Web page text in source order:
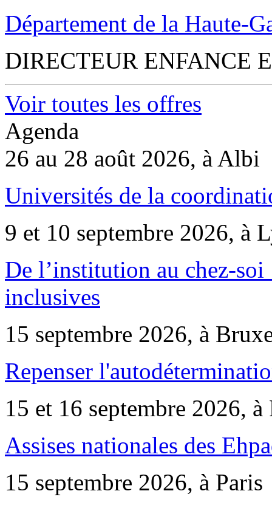
Département de la Haute-
DIRECTEUR ENFANCE
Voir toutes les offres
Agenda
26 au 28 août 2026, à Albi
Universités de la
9 et 10 septembre 2026, à
De l’institution au chez-
inclusives
15 septembre 2026, à
Repenser
15 et 16 septembre 2026, à
Assises nationales des
15 septembre 2026, à Paris